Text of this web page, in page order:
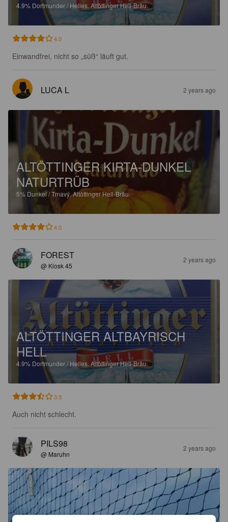
4.9% Dortmunder / Helles. Altöttinger Hell-Bräu.
4.0
Einwandfrei, nicht so „süß“ läuft gut.
LUCA L 2 years ago
ALTÖTTINGER KIRTA-DUNKEL
NATURTRÜB
5% Dunkel / Tmavý.Altöttinger Hell-Bräu.
4.0
FOREST
@ Kiosk 45
2 years ago
ALTÖTTINGER ALTBAYRISCH
HELL
4.9% Dortmunder / Helles. Altöttinger Hell-Bräu.
3.5
Auch nicht schlecht.
PILS98
@ Maruhn
2 years ago